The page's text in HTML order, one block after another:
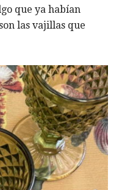
que ya habían
las vajillas que